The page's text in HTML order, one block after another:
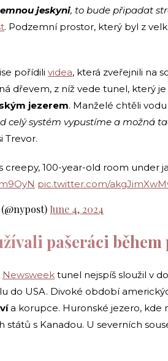
jeskyni, to bude připadat
. Podzemní prostor, který byl z
pořídili videa, která zveřejnili na
dřevem, z níž vede tunel, který
jezerem. Manželé chtěli
celý systém vypustíme a možná
Trevor.
creepy, 100-year-old room under
pic.twitter.com/
June 4, 2024
pašeráci
Newsweek tunel nejspíš sloužil v
do USA. Divoké období
a korupce. Huronské jezero, kde
států s Kanadou. U severních